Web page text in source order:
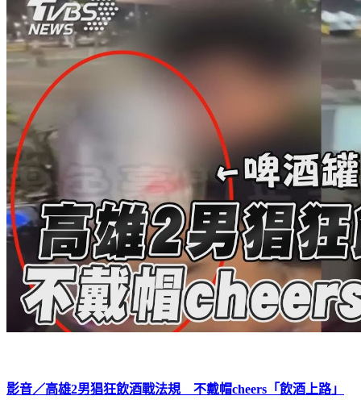
影音／高雄2男猖狂飲酒戰法規 不戴帽cheers「飲酒上路」